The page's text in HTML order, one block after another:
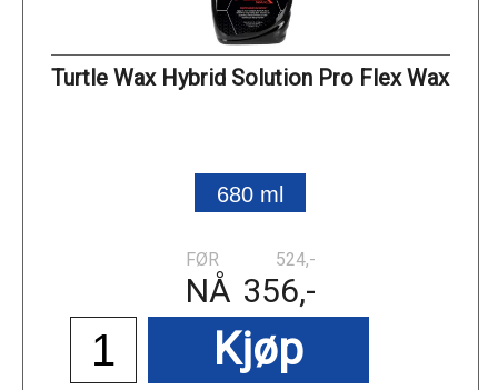
Turtle Wax Hybrid Solution Pro Flex Wax
680 ml
FØR 524,-
NÅ 356,-
Kjøp